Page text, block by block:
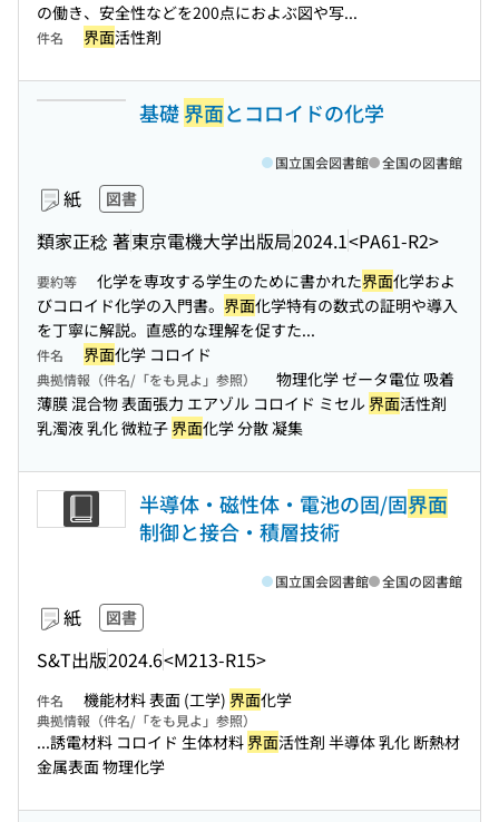
の働き、安全性などを200点におよぶ図や写...
件名 界面活性剤
基礎界面とコロイドの化学
紙 図書
類家正稔 著東京電機大学出版局2024.1<PA61-R2>
国立国会図書館 全国の図書館
要約等 化学を専攻する学生のために書かれた界面化学およ
びコロイド化学の入門書。 界面化学特有の数式の証明や導入
を丁寧に解説。直感的な理解を促すた...
件名 界面化学 コロイド
典拠情報（件名/「をも見よ」参照）
物理化学 ゼータ電位 吸着
薄膜 混合物 表面張力 エアゾル コロイド ミセル 界面活性剤
乳濁液 乳化 微粒子 界面化学 分散 凝集
半導体・磁性体・電池の固/固界面
制御と接合・積層技術
紙 図書
S&T出版2024.6<M213-R15>
国立国会図書館 全国の図書館
件名 機能材料 表面 (工学) 界面化学
典拠情報（件名/「をも見よ」参照）
...誘電材料 コロイド 生体材料 界面活性剤 半導体 乳化 断熱材
金属表面 物理化学